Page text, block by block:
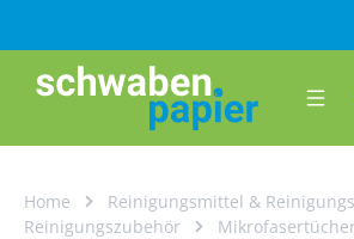
Home
Reinigungsmittel &
Reinigungszubehör